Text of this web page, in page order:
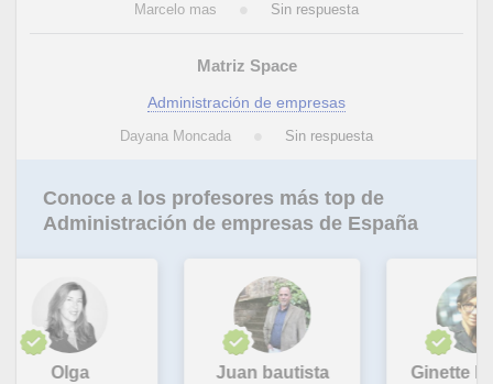
Marcelo mas Sin respuesta
Matriz Space
Administración de empresas
Dayana Moncada Sin respuesta
Conoce a los profesores más top de
Administración de empresas de España
Olga Juan bautista Ginette